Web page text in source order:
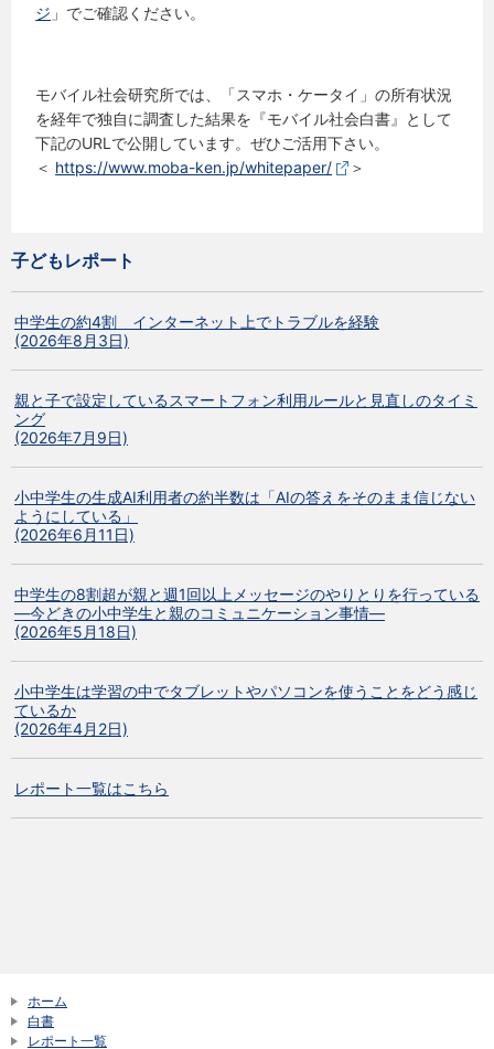
ジ 」でご確認ください。
モバイル社会研究所では、「スマホ・ケータイ」の所有状況
を経年で独自に調査した結果を『モバイル社会白書』として
下記のURLで公開しています。ぜひご活用下さい。
＜ https://www.moba-ken.jp/whitepaper/ ＞
子どもレポート
中学生の約4割 インターネット上でトラブルを経験
(2026年8月3日)
親と子で設定しているスマートフォン利用ルールと見直しのタイミ
ング
(2026年7月9日)
小中学生の生成AI利用者の約半数は「AIの答えをそのまま信じない
ようにしている」
(2026年6月11日)
中学生の8割超が親と週1回以上メッセージのやりとりを行っている
―今どきの小中学生と親のコミュニケーション事情―
(2026年5月18日)
小中学生は学習の中でタブレットやパソコンを使うことをどう感じ
ているか
(2026年4月2日)
レポート一覧はこちら
ホーム
白書
レポート一覧